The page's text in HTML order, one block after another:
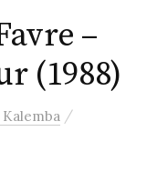
–
(1988)
/